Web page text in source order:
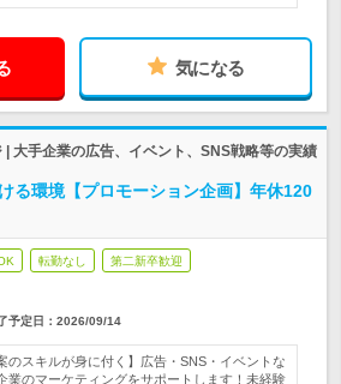
気になる
大手企業の広告、イベント、SNS戦略等の実績
る環境【プロモーション企画】年休120
転勤なし 第二新卒歓迎
予定日： 2026/09/14
のスキルが身に付く】広告・SNS・イベントな
業のマーケティングをサポートします！未経験